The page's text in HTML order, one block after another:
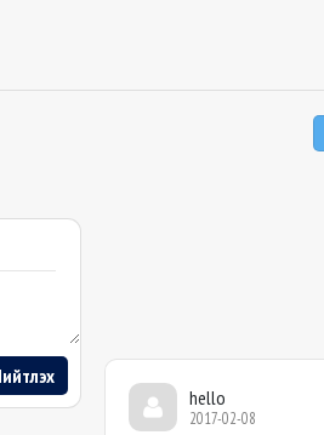
hello
2017-02-08